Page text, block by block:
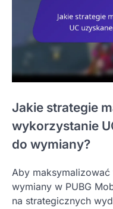
Jakie strategie
wykorzystanie
do wymiany?
Aby
wymiany w PUBG
na strategicznych